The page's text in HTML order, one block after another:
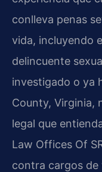
conlleva penas
vida, incluyendo
delincuente
investigado o ya
County, Virginia,
legal que
Law Offices Of
contra cargos de